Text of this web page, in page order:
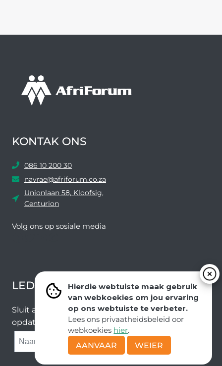
Hierdie webtuiste maak gebruik
van webkoekies om jou ervaring
op ons webtuiste te verbeter.
Lees ons privaatheidsbeleid oor
webkoekies hier.
AANVAAR
WEIER
KONTAK ONS
086 10 200 30
navrae@afriforum.co.za
Unionlaan 58, Kloofsig,
Centurion
Volg ons ​​op sosiale media
LEDEVOORDELE NUUSBRIEF
Sluit aan by ons e-poslys om die nuutste nuus en
opdaterings van ons span te ontvang.